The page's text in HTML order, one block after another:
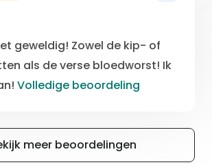
geweldig! Zowel de kip- of
als de verse bloedworst! Ik
Volledige beoordeling
meer beoordelingen